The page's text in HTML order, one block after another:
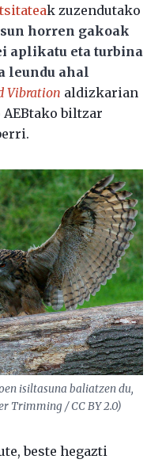
k zuzendutako
horren gakoak
aplikatu eta turbina
leundu ahal
Vibration aldizkarian
biltzar
isiltasuna baliatzen du,
Trimming / CC BY 2.0)
beste hegazti